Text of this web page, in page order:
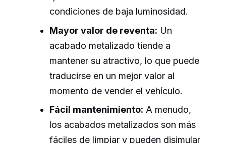
condiciones de baja luminosidad.
Mayor valor de reventa: Un
acabado metalizado tiende a
mantener su atractivo, lo que puede
traducirse en un mejor valor al
momento de vender el vehículo.
Fácil mantenimiento: A menudo,
los acabados metalizados son más
fáciles de limpiar y pueden disimular